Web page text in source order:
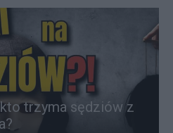
trzyma sędziów z